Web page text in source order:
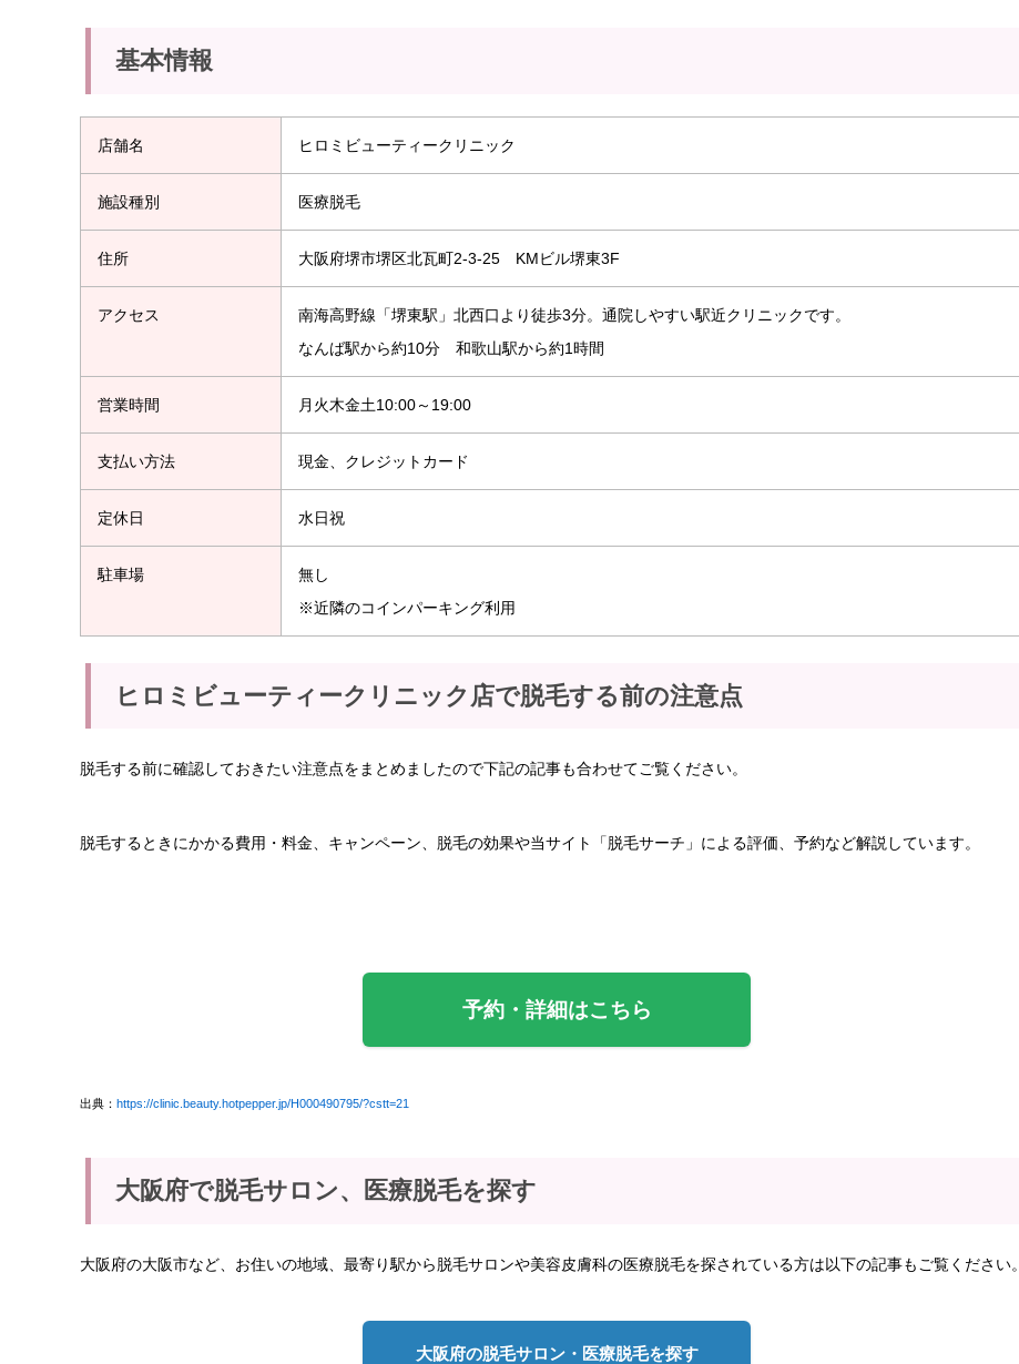
基本情報
店舗名 ヒロミビューティークリニック
施設種別 医療脱毛
住所 大阪府堺市堺区北瓦町2-3-25 KMビル堺東3F
アクセス
南海高野線「堺東駅」北西口より徒歩3分。通院しやすい駅近クリニックです。
なんば駅から約10分 和歌山駅から約1時間
営業時間 月火木金土10:00～19:00
支払い方法 現金、クレジットカード
定休日 水日祝
駐車場
無し
※近隣のコインパーキング利用
ヒロミビューティークリニック店で脱毛する前の注意点
脱毛する前に確認しておきたい注意点をまとめましたので下記の記事も合わせてご覧ください。
脱毛するときにかかる費用・料金、キャンペーン、脱毛の効果や当サイト「脱毛サーチ」による評価、予約など解説しています。
予約・詳細はこちら
出典： https://clinic.beauty.hotpepper.jp/H000490795/?cstt=21
大阪府で脱毛サロン、医療脱毛を探す
大阪府の大阪市など、お住いの地域、最寄り駅から脱毛サロンや美容皮膚科の医療脱毛を探されている方は以下の記事もご覧ください。
大阪府の脱毛サロン・医療脱毛を探す